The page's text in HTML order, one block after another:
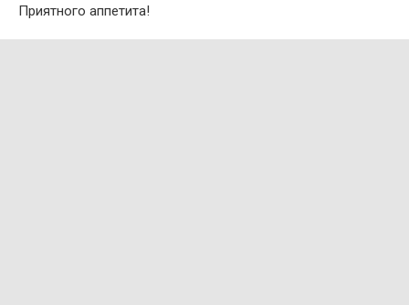
Приятного аппетита!